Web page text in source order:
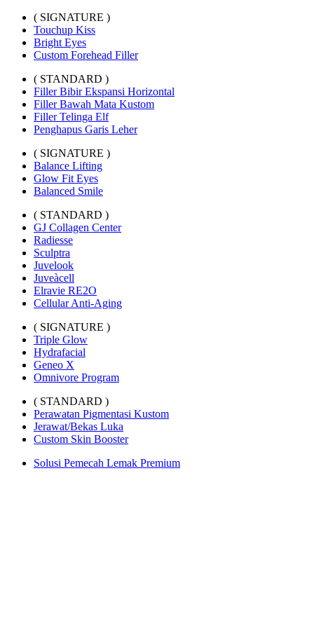
( SIGNATURE )
Touchup Kiss
Bright Eyes
Custom Forehead Filler
( STANDARD )
Filler Bibir Ekspansi Horizontal
Filler Bawah Mata Kustom
Filler Telinga Elf
Penghapus Garis Leher
( SIGNATURE )
Balance Lifting
Glow Fit Eyes
Balanced Smile
( STANDARD )
GJ Collagen Center
Radiesse
Sculptra
Juvelook
Juveàcell
Elravie RE2O
Cellular Anti-Aging
( SIGNATURE )
Triple Glow
Hydrafacial
Geneo X
Omnivore Program
( STANDARD )
Perawatan Pigmentasi Kustom
Jerawat/Bekas Luka
Custom Skin Booster
Solusi Pemecah Lemak Premium